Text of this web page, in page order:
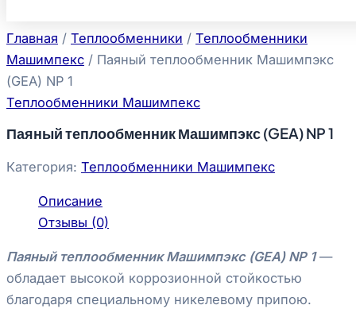
Главная / Теплообменники / Теплообменники
Машимпекс / Паяный теплообменник Машимпэкс
(GEA) NP 1
Теплообменники Машимпекс
Паяный теплообменник Машимпэкс (GEA) NP 1
Категория: Теплообменники Машимпекс
Описание
Отзывы (0)
Паяный теплообменник Машимпэкс (GEA) NP 1 —
обладает высокой коррозионной стойкостью
благодаря специальному никелевому припою.